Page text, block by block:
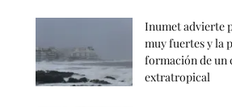
Inumet advierte
muy fuertes y la
formación de un
extratropical